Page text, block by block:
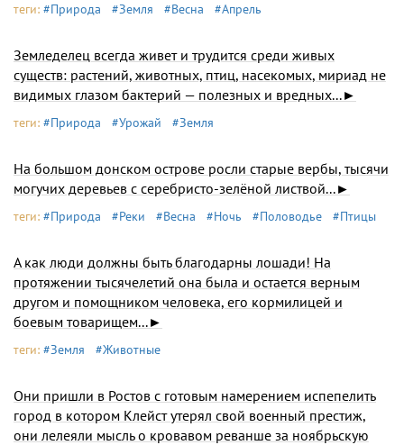
теги: #Природа #Земля #Весна #Апрель
Земледелец всегда живет и трудится среди живых
существ: растений, животных, птиц, насекомых, мириад не
видимых глазом бактерий — полезных и вредных...►
теги: #Природа #Урожай #Земля
На большом донском острове росли старые вербы, тысячи
могучих деревьев с серебристо-зелёной листвой...►
теги: #Природа #Реки #Весна #Ночь #Половодье #Птицы
А как люди должны быть благодарны лошади! На
протяжении тысячелетий она была и остается верным
другом и помощником человека, его кормилицей и
боевым товарищем...►
теги: #Земля #Животные
Они пришли в Ростов с готовым намерением испепелить
город в котором Клейст утерял свой военный престиж,
они лелеяли мысль о кровавом реванше за ноябрьскую